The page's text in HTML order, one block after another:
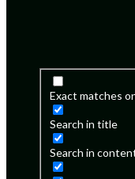
Exact matches
Search in title
Search in